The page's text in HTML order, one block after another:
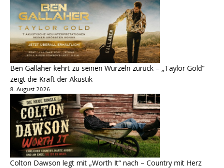
Ben Gallaher kehrt zu seinen Wurzeln zurück – „Taylor Gold“
zeigt die Kraft der Akustik
8. August 2026
Colton Dawson legt mit „Worth It“ nach – Country mit Herz